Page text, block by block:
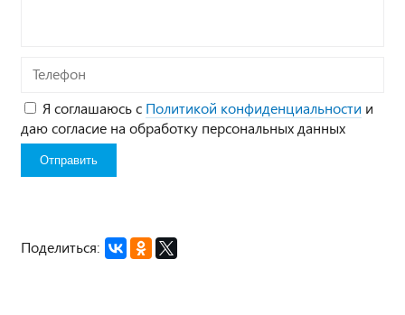
Телефон
Я соглашаюсь с Политикой конфиденциальности и
даю согласие на обработку персональных данных
Поделиться: